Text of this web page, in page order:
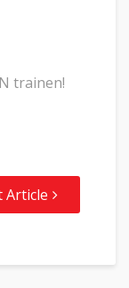
trainen!
Article